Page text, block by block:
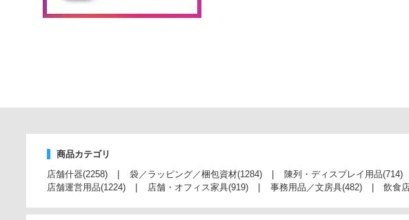
商品カテゴリ
店舗什器(2258) 袋／ラッピング／梱包資材(1284) 陳列・ディスプレイ用品(714)
店舗運営用品(1224) 店舗・オフィス家具(919) 事務用品／文房具(482) 飲食